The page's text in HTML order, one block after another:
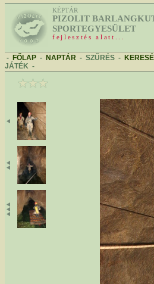
KÉPTÁR
PIZOLIT
SPORTEGYESÜLET
fejlesztés alatt...
- FŐLAP - NAPTÁR - SZŰRÉS -
JÁTÉK -